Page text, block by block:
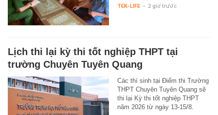
TEK-LIFE - 2 giờ trước
Lịch thi lại kỳ thi tốt nghiệp THPT tại
trường Chuyên Tuyên Quang
Các thí sinh tại Điểm thi Trường
THPT Chuyên Tuyên Quang sẽ
thi lại Kỳ thi tốt nghiệp THPT
năm 2026 từ ngày 13-15/8.